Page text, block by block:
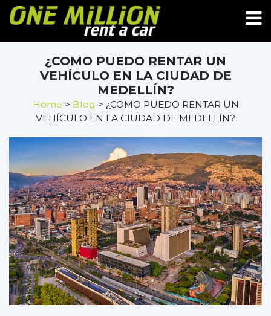
¿COMO PUEDO RENTAR UN
VEHÍCULO EN LA CIUDAD DE
MEDELLÍN?
Home > Blog > ¿COMO PUEDO RENTAR UN
VEHÍCULO EN LA CIUDAD DE MEDELLÍN?